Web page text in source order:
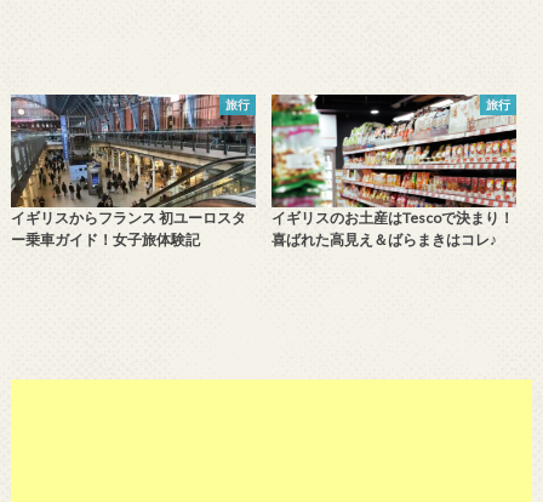
旅行
イギリスからフランス 初ユーロスタ
ー乗車ガイド！女子旅体験記
旅行
イギリスのお土産はTescoで決まり！
喜ばれた高見え＆ばらまきはコレ♪